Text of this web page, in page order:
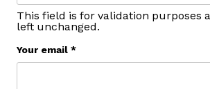
This field is for validation purposes
left unchanged.
Your email *